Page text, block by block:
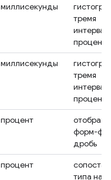
миллисекунды
тремя
миллисекунды
тремя
процент
форм-
дробь
процент
типа